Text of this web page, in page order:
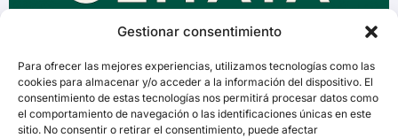
Gestionar consentimiento
Para ofrecer las mejores experiencias, utilizamos tecnologías como las
cookies para almacenar y/o acceder a la información del dispositivo. El
consentimiento de estas tecnologías nos permitirá procesar datos como
el comportamiento de navegación o las identificaciones únicas en este
sitio. No consentir o retirar el consentimiento, puede afectar